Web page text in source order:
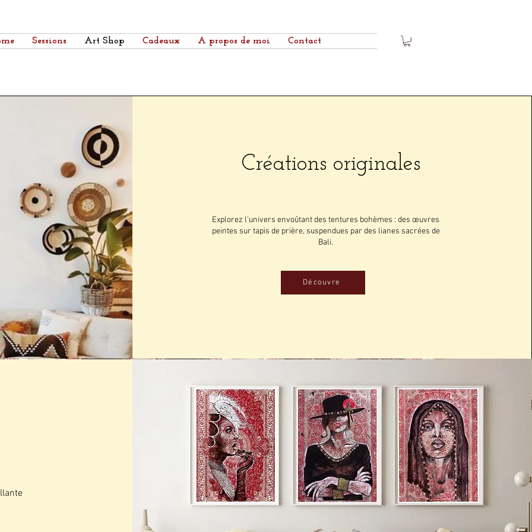
Sessions Art Shop Cadeaux A propos de moi Contact
Créations originales
Explorez l’univers envoûtant des tentures bohèmes : des œuvres
peintes sur tapis de prière, suspendues par des lianes sacrées de
Bali.
Découvre